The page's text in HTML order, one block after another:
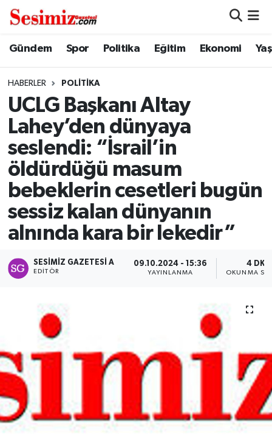
Gündem Spor Politika Eğitim Ekonomi
HABERLER POLITIKA
UCLG Başkanı Altay
Lahey’den dünyaya
seslendi: “İsrail’in
öldürdüğü masum
bebeklerin cesetleri bugün
sessiz kalan dünyanın
alnında kara bir lekedir”
SESIMIZ GAZETESI A
EDITÖR
09.10.2024 - 15:36
YAYINLANMA
4 DK
OKUNMA
Dünya
Ekonomi
Genel
Gündem
Magazin
Politika
Sağlık
Teknoloji
Tokat Haberleri
Nöbetçi Eczaneler
Hava Durumu
Namaz Vakitleri
Trafik Durumu
Süper Lig Puan Durumu ve Fikstür
Tüm Manşetler
Son Dakika Haberleri
Haber Arşivi